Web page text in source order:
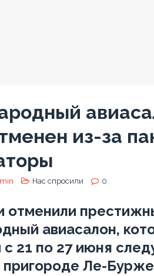
из-за
Нас спросили 0
отменили
авиасалон,
21 по 27 июня
Ле-